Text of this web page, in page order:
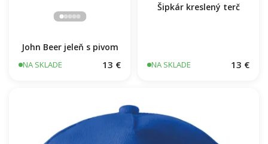
John Beer jeleň s pivom
NA SKLADE 13 € NA SKLADE 13 €